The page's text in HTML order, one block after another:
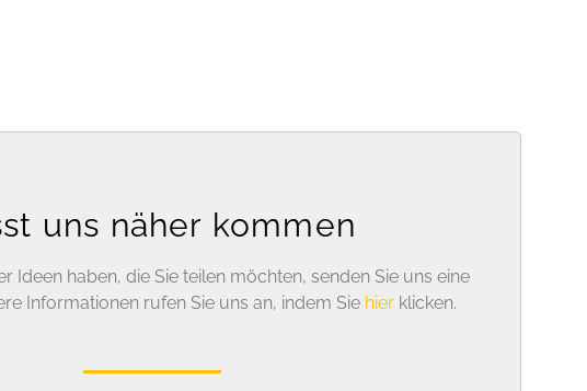
uns näher kommen
Ideen haben, die Sie teilen möchten, senden Sie uns eine
Informationen rufen Sie uns an, indem Sie hier klicken.